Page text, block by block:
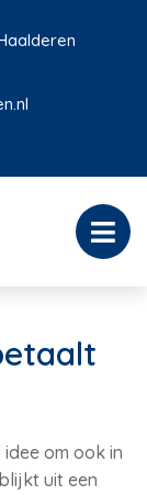
om ook in
uit een